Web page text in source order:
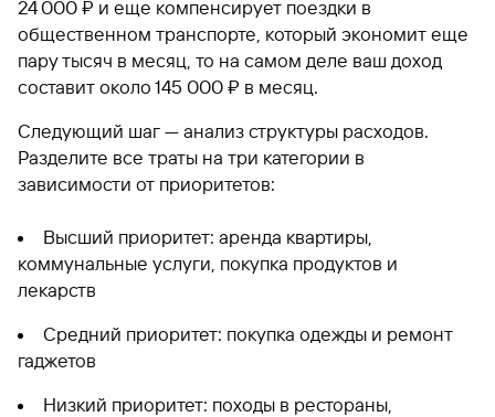
24 000 ₽ и еще компенсирует поездки в
общественном транспорте, который экономит еще
пару тысяч в месяц, то на самом деле ваш доход
составит около 145 000 ₽ в месяц.
Следующий шаг — анализ структуры расходов.
Разделите все траты на три категории в
зависимости от приоритетов:
Высший приоритет: аренда квартиры,
коммунальные услуги, покупка продуктов и
лекарств
Средний приоритет: покупка одежды и ремонт
гаджетов
Низкий приоритет: походы в рестораны,